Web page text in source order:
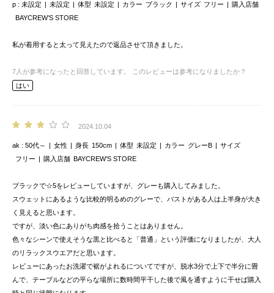
p 未設定 未設定 体型 未設定 カラー ブラック サイズ フリー
購入店舗
BAYCREW’S STORE
私が着用すると太って見えたので返品させて頂きました。
7 人が参考になったと回答しています。
このレビューは参考になりましたか？
はい
2024.10.04
ak 50代～ 女性 身長 150cm 体型 未設定 カラー グレーB
サイズ
フリー
購入店舗 BAYCREW’S STORE
ブラックで☆5をレビューしていますが、グレーも購入してみました。
スウェットにあるような比較的明るめのグレーで、バストがある人は上半身が大き
く見えると思います。
ですが、淡い色にありがち肉感を拾うことはありません。
色々なシーンで使えそうな黒と比べると「普通」という評価になりましたが、大人
のリラックスウエアだと思います。
レビューにあったお洗濯で裾がよれるについてですが、脱水3分で上下で半分に畳
んで、テーブルなどの平らな場所に数時間平干した後で風を通すように干せば購入